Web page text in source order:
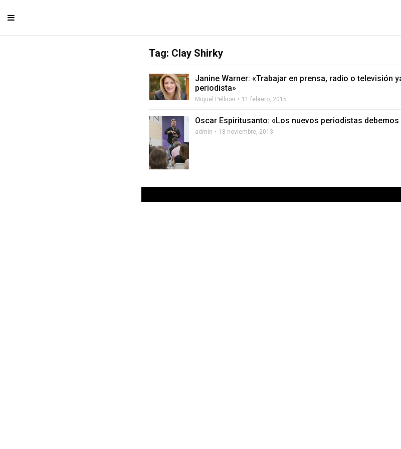
Tag: Clay Shirky
Janine Warner: «Trabajar en prensa, radio o televisión
periodista»
Miquel Pellicer 11 febrero, 2015
Oscar Espiritusanto: «Los nuevos periodistas
admin 18 noviembre, 2013